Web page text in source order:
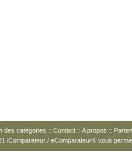
des catégories :: Contact :: A propos ::
iComparateur / eComparateur® vous